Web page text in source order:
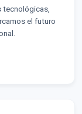
tecnológicas,
el futuro